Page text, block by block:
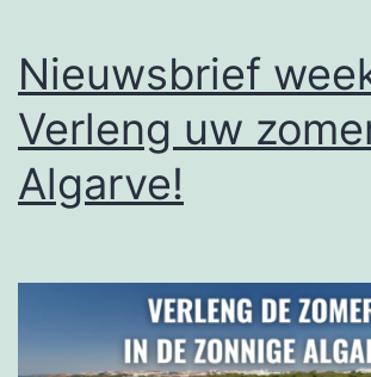
Nieuwsbrief
Verleng uw
Algarve!